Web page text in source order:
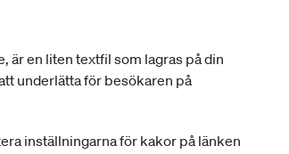
på nätet drabbar inte bara unga
även om du är osäker
då är det lättare för polisen att
är en liten textfil som lagras på din
underlätta för besökaren på
inställningarna för kakor på länken